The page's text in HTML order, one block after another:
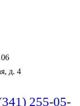
д. 4
255-05-